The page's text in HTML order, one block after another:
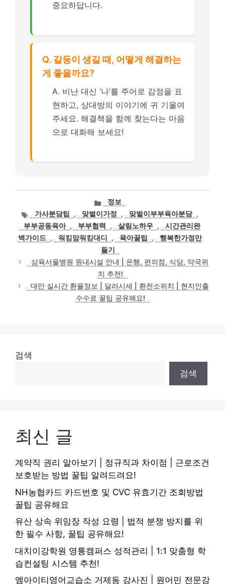
중요하답니다.
Q. 갈등이 생길 때, 어떻게 해결하는
게 좋을까요?
A. 비난 대신 ‘나’를 주어로 감정을 표
현하고, 상대방의 이야기에 귀 기울여
주세요. 해결책을 함께 찾는다는 마음
으로 대화해 보세요!
카
테
고
리
정보
태
그
가사분담팁 , 맞벌이가정 , 맞벌이부부육아분담 ,
부부공동육아 , 부부협력 , 살림노하우 ,
시간관리완
벽가이드 , 워킹맘워킹대디 , 육아꿀팁 ,
행복한가정만
들기
삼육서울병원 원내시설 안내 | 은행, 편의점, 식당, 약국위
치 추천!
대만 실시간 환율정보 | 달러시세 | 환전소위치 | 현지인출
수수료 꿀팁 공유해요!
검색
검색
최신 글
계약직 권리 알아보기 | 정규직과 차이점 | 근로조건
보호받는 방법 꿀팁 알려드려요!
NH농협카드 카드번호 및 CVC 유효기간 조회방법
꿀팁 공유해요
유산 상속 위임장 작성 요령 | 법적 분쟁 방지를 위
한 필수 사항, 꿀팁 공유해요!
대치이강학원 영통캠퍼스 성적관리 | 1:1 맞춤형 학
습컨설팅 시스템 추천!
엠아이티영어교습소 거제동 강사진 | 원어민 전문강